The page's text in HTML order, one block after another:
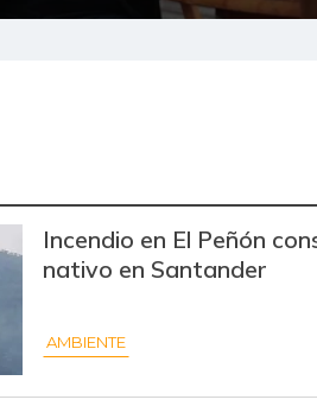
Incendio en El Peñón
nativo en Santander
AMBIENTE